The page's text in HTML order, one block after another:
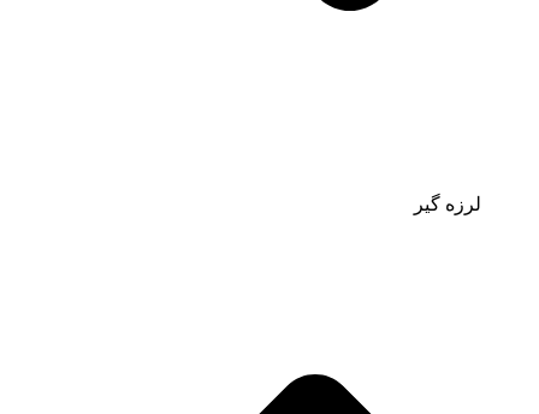
لرزه گیر